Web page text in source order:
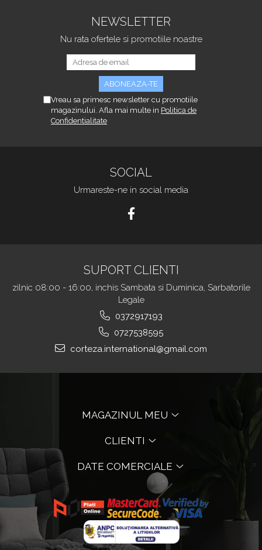
NEWSLETTER
Nu rata ofertele si promotiile noastre
Vreau sa primesc newsletter cu promotiile
magazinului. Afla mai multe in Politica de
Confidentialitate
SOCIAL
Urmareste-ne in social media
SUPORT CLIENTI
zilnic 08:00 - 16:00, inchis Sambata si Duminica, Sarbatorile
Legale
0372917193
0727538595
corteza.international@gmail.com
MAGAZINUL MEU
CLIENTI
DATE COMERCIALE